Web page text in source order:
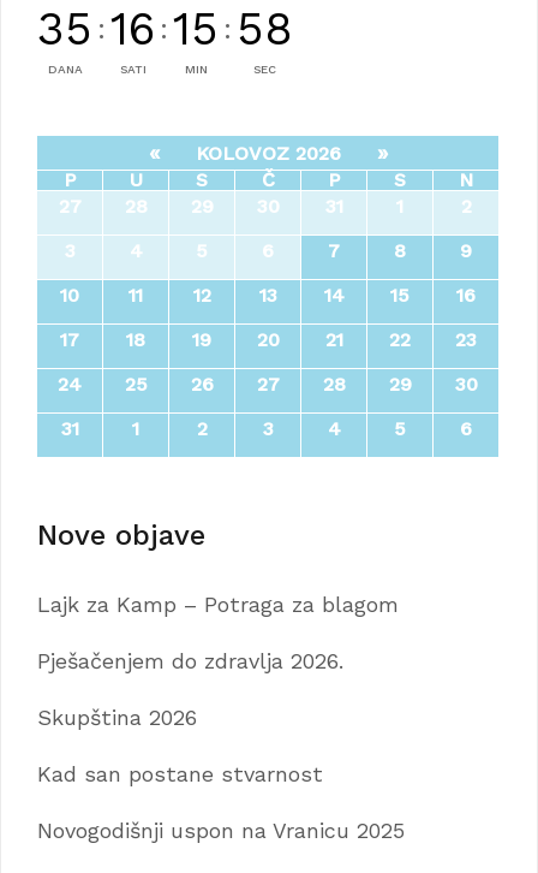
35
DANA
: 16
SATI
: 15
MIN
: 57
SEC
« KOLOVOZ 2026 »
P U S Č P S
N
27
28 29 30 31 1
2
3
4 5 6 7 8
9
10
11 12 13 14 15
16
17
18 19 20 21 22
23
24
25 26 27 28 29
30
31
1 2 3 4 5 6
Nove objave
Lajk za Kamp – Potraga za blagom
Pješačenjem do zdravlja 2026.
Skupština 2026
Kad san postane stvarnost
Novogodišnji uspon na Vranicu 2025